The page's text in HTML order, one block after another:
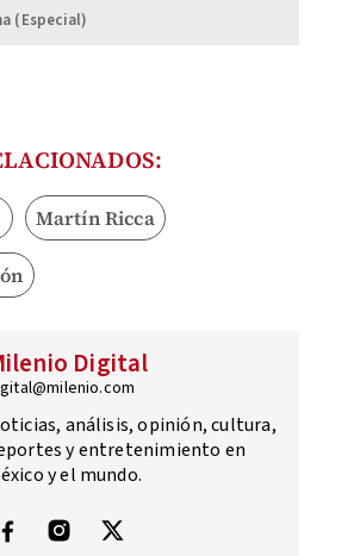
(Especial)
Martín Ricca
Digital
análisis, opinión, cultura,
y entretenimiento en
y el mundo.